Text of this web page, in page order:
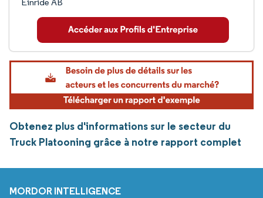
Obtenez plus d'informations sur le secteur du
Truck Platooning grâce à notre rapport complet
MORDOR INTELLIGENCE